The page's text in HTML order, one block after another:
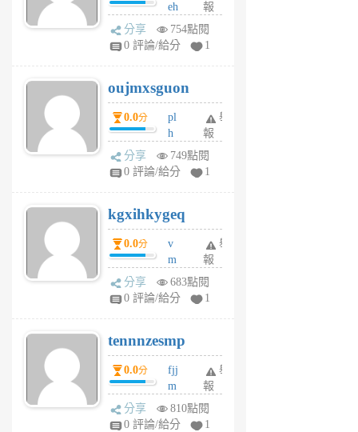
v
A
V
個
月
前
eh
ld
gy
個
月
前
報
分享
754點閱
0 評論/給分
1
oujmxsguon
0.0分
pl
h
wi
w
6
個
月
前
舉
報
分享
749點閱
0 評論/給分
1
kgxihkygeq
0.0分
v
m
sg
sr
6
個
月
前
舉
報
分享
683點閱
0 評論/給分
1
tennnzesmp
0.0分
fjj
m
w
rs
舉
報
分享
810點閱
0 評論/給分
1